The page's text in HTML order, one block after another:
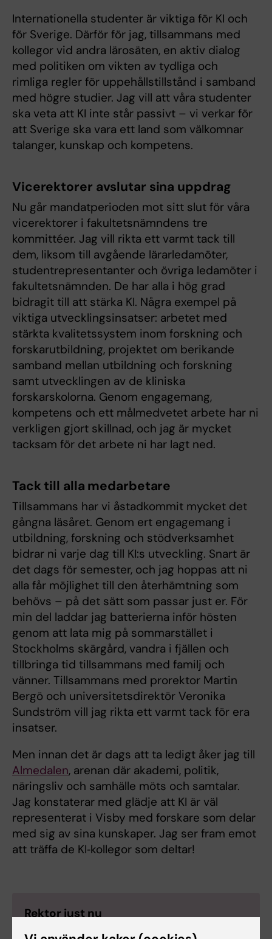
Internationella studenter är viktiga för KI och
för Sverige. Därför för jag, tillsammans med
kollegor vid andra lärosäten, en aktiv dialog
med politiken om vikten av tydliga och
rimliga regler för uppehållstillstånd i samband
med högre studier. Jag vill att våra studenter
ska veta att KI inte står passivt – vi verkar för
att Sverige ska vara ett land som välkomnar
talanger, kunskap och kompetens.
Vicerektorer avslutar sina uppdrag
Nu går mandatperioden mot sitt slut för våra
vicerektorer i fakultetsnämndens tre
kommittéer. Jag vill rikta ett varmt tack till
dem, liksom till avgående lärarledamöter,
studentrepresentanter och övriga ledamöter i
fakultetsnämnden. De har alla i hög grad
bidragit till att stärka KI. Några exempel på
viktiga utvecklingsinsatser: arbetet med
stärkta kvalitetssystem inom forskning och
forskarutbildning, projektet om berikande
samband mellan utbildning och forskning
samt utvecklingen av de kliniska
forskarskolorna. Genom engagemang,
kompetens och ett målmedvetet arbete har ni
verkligen gjort skillnad, och jag är mycket
tacksam för det arbete ni har lagt ned.
Tack till alla medarbetare
Tillsammans har vi åstadkommit mycket det
gångna läsåret. Genom ert engagemang i
utbildning, forskning och stödverksamhet
bidrar ni varje dag till KI:s utveckling. Snart är
det dags för semester, och jag hoppas att ni
alla får möjlighet till den återhämtning som
behövs – på det sätt som passar just er. För
min del laddar jag batterierna inför hösten
genom att lata mig på sommarstället i
Stockholms skärgård, vandra i fjällen och
tillbringa tid tillsammans med familj och
vänner. Tillsammans med prorektor Martin
Bergö och universitetsdirektör Veronika
Sundström vill jag rikta ett varmt tack för era
insatser.
Men innan det är dags att ta ledigt åker jag till
Almedalen, arenan där akademi, politik,
näringsliv och samhälle möts och samtalar.
Jag konstaterar med glädje att KI är väl
representerat i Visby med forskare som delar
med sig av sina kunskaper. Jag ser fram emot
att träffa de KI‑kollegor som deltar!
Rektor just nu
Annika Östman Wernerson skriver om aktuella